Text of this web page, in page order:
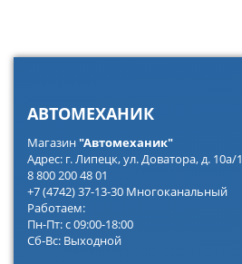
АВТОМЕХАНИК
Магазин"Автомеханик"
Адрес: г. Липецк, ул. Доватора, д. 10а/1
8 800 200 48 01
+7 (4742) 37-13-30 Многоканальный
Работаем:
Пн-Пт: с 09:00-18:00
Сб-Вс: Выходной